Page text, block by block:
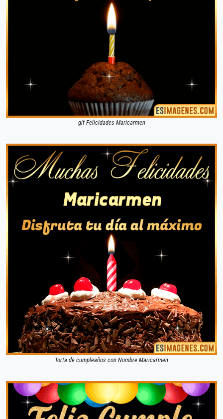
gif Felicidades Maricarmen
Torta de cumpleaños con Nombre Maricarmen